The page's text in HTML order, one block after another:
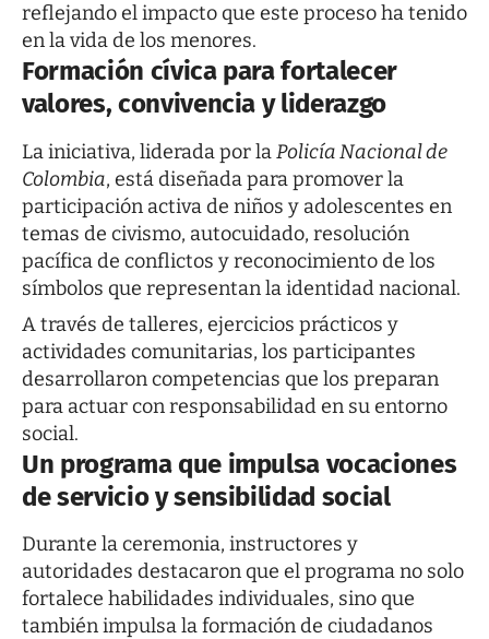
reflejando el impacto que este proceso ha tenido
en la vida de los menores.
Formación cívica para fortalecer
valores, convivencia y liderazgo
La iniciativa, liderada por laPolicía Nacional de
Colombia, está diseñada para promover la
participación activa de niños y adolescentes en
temas de civismo, autocuidado, resolución
pacífica de conflictos y reconocimiento de los
símbolos que representan la identidad nacional.
A través de talleres, ejercicios prácticos y
actividades comunitarias, los participantes
desarrollaron competencias que los preparan
para actuar con responsabilidad en su entorno
social.
Un programa que impulsa vocaciones
de servicio y sensibilidad social
Durante la ceremonia, instructores y
autoridades destacaron que el programa no solo
fortalece habilidades individuales, sino que
también impulsa la formación de ciudadanos